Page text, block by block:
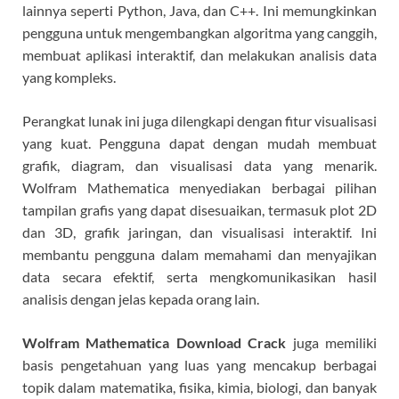
lainnya seperti Python, Java, dan C++. Ini memungkinkan
pengguna untuk mengembangkan algoritma yang canggih,
membuat aplikasi interaktif, dan melakukan analisis data
yang kompleks.
Perangkat lunak ini juga dilengkapi dengan fitur visualisasi
yang kuat. Pengguna dapat dengan mudah membuat
grafik, diagram, dan visualisasi data yang menarik.
Wolfram Mathematica menyediakan berbagai pilihan
tampilan grafis yang dapat disesuaikan, termasuk plot 2D
dan 3D, grafik jaringan, dan visualisasi interaktif. Ini
membantu pengguna dalam memahami dan menyajikan
data secara efektif, serta mengkomunikasikan hasil
analisis dengan jelas kepada orang lain.
Wolfram Mathematica Download Crack juga memiliki
basis pengetahuan yang luas yang mencakup berbagai
topik dalam matematika, fisika, kimia, biologi, dan banyak